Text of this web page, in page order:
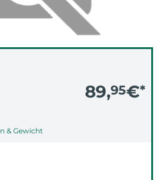
89,95€*
& Gewicht